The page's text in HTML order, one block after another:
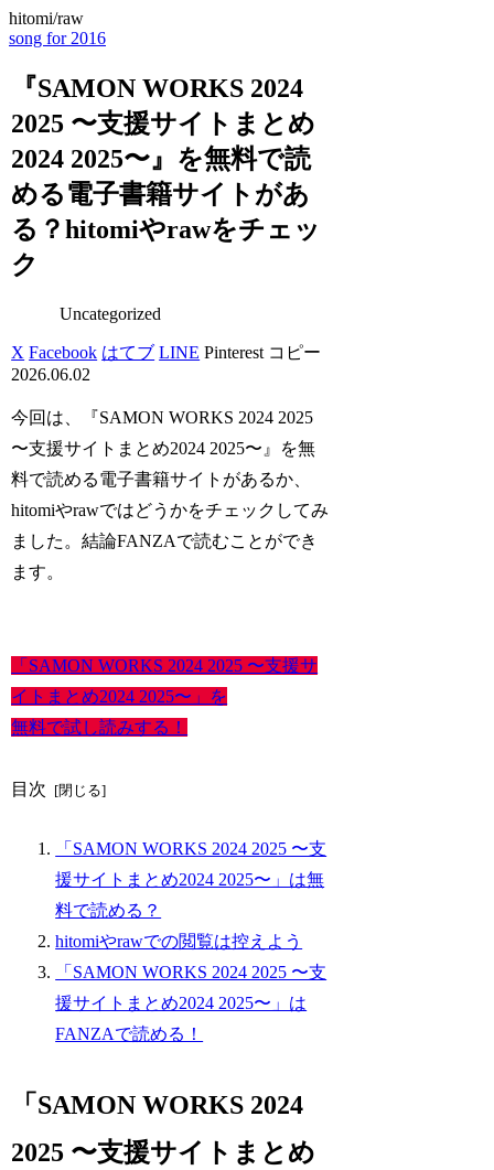
hitomi/raw
song for 2016
『SAMON WORKS 2024
2025 〜支援サイトまとめ
2024 2025〜』を無料で読
める電子書籍サイトがあ
る？hitomiやrawをチェッ
ク
Uncategorized
X Facebook はてブ LINE Pinterest コピー
2026.06.02
今回は、『SAMON WORKS 2024 2025
〜支援サイトまとめ2024 2025〜』を無
料で読める電子書籍サイトがあるか、
hitomiやrawではどうかをチェックしてみ
ました。結論FANZAで読むことができ
ます。
「SAMON WORKS 2024 2025 〜支援サ
イトまとめ2024 2025〜」を
無料で試し読みする！
目次
「SAMON WORKS 2024 2025 〜支
援サイトまとめ2024 2025〜」は無
料で読める？
hitomiやrawでの閲覧は控えよう
「SAMON WORKS 2024 2025 〜支
援サイトまとめ2024 2025〜」は
FANZAで読める！
「SAMON WORKS 2024
2025 〜支援サイトまとめ